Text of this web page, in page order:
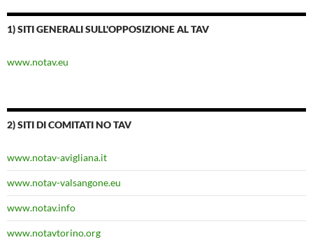
1) SITI GENERALI SULL'OPPOSIZIONE AL TAV
www.notav.eu
2) SITI DI COMITATI NO TAV
www.notav-avigliana.it
www.notav-valsangone.eu
www.notav.info
www.notavtorino.org